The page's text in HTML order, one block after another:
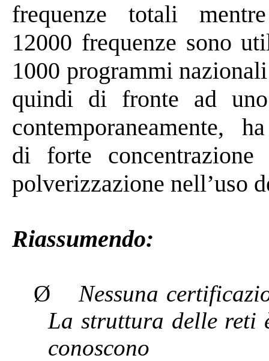
frequenze totali
12000 frequenze sono
1000 programmi
quindi di fronte ad
contemporaneamente,
di forte
polverizzazione nell’uso
Riassumendo:
Ø
Nessuna
La struttura delle reti
conoscono